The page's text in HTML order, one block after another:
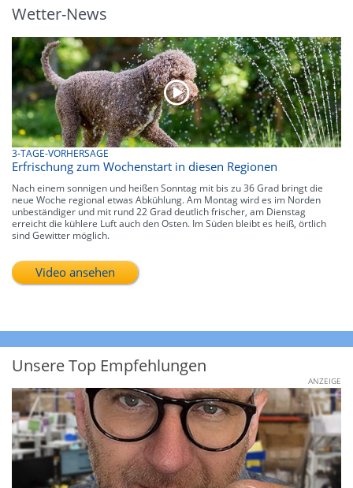
Wetter-News
3-TAGE-VORHERSAGE
Erfrischung zum Wochenstart in diesen Regionen
Nach einem sonnigen und heißen Sonntag mit bis zu 36 Grad bringt die
neue Woche regional etwas Abkühlung. Am Montag wird es im Norden
unbeständiger und mit rund 22 Grad deutlich frischer, am Dienstag
erreicht die kühlere Luft auch den Osten. Im Süden bleibt es heiß, örtlich
sind Gewitter möglich.
Video ansehen
Unsere Top Empfehlungen
ANZEIGE